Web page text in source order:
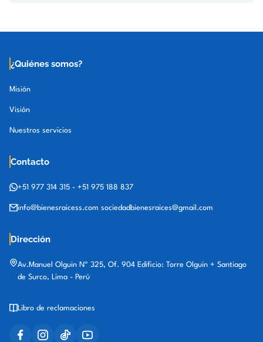
¿Quiénes somos?
Misión
Visión
Nuestros servicios
Contacto
+51 977 314 315 - +51 975 188 837
info@bienesraicess.com sociedadbienesraices@gmail.com
Dirección
Av.Manuel Olguin Nº 325, Of. 904 Edificio: Torre Olguin + Santiago
de Surco, Lima - Perú
Libro de reclamaciones